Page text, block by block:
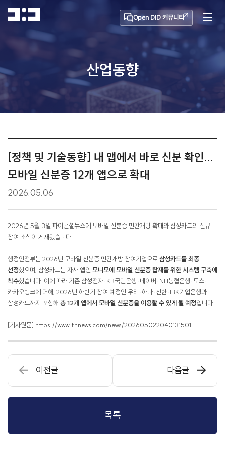
Open DID 커뮤니티
산업동향
[정책 및 기술동향] 내 앱에서 바로 신분 확인...
모바일 신분증 12개 앱으로 확대
2026.05.06
2026년 5월 3일 파이낸셜뉴스에 모바일 신분증 민간개방 확대와 삼성카드의 신규
참여 소식이 게재됐습니다.
행정안전부는 2026년 모바일 신분증 민간개방 참여기업으로 삼성카드를 최종
선정했으며, 삼성카드는 자사 앱인 모니모에 모바일 신분증 탑재를 위한 시스템 구축에
착수했습니다. 이에 따라 기존 삼성전자·KB국민은행·네이버·NH농협은행·토스·
카카오뱅크에 더해, 2026년 하반기 참여 예정인 우리·하나·신한·IBK기업은행과
삼성카드까지 포함해 총 12개 앱에서 모바일 신분증을 이용할 수 있게 될 예정입니다.
[기사원문] https://www.fnnews.com/news/202605022040131501
이전글 다음글
목록